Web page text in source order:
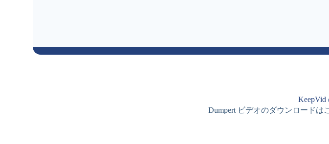
KeepVid
Dumpert ビデオのダウンロードは